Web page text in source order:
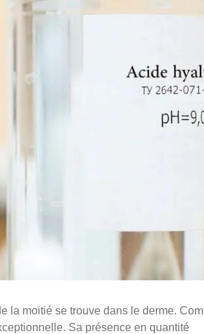
la moitié se trouve dans le derme.
Sa présence en quantité